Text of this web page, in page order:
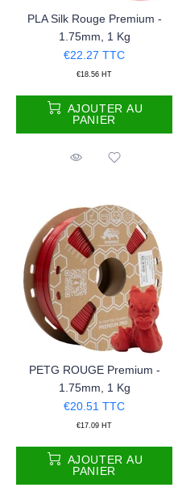
PLA Silk Rouge Premium -
1.75mm, 1 Kg
€22.27 TTC
€18.56 HT
AJOUTER AU
PANIER
PETG ROUGE Premium -
1.75mm, 1 Kg
€20.51 TTC
€17.09 HT
AJOUTER AU
PANIER